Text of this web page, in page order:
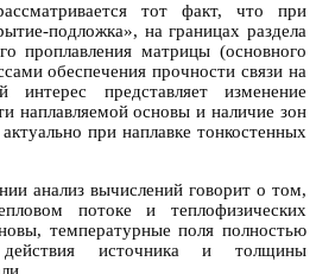
тот факт, что при
подложка», на границах раздела
проплавления матрицы (основного
обеспечения прочности связи на
интерес представляет изменение
наплавляемой основы и наличие зон
при наплавке тонкостенных
анализ вычислений говорит о том,
потоке и теплофизических
температурные поля полностью
источника и толщины